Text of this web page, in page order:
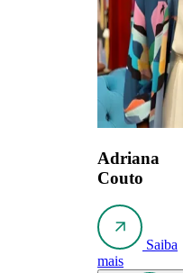
Adriana
Couto
Saiba
mais